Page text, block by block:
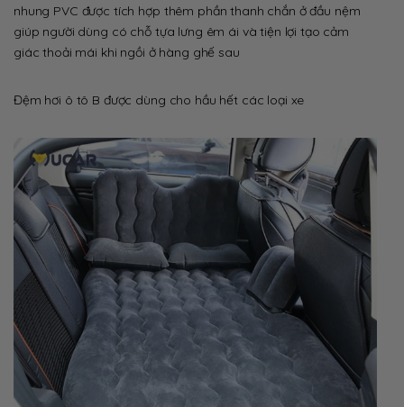
nhung PVC được tích hợp thêm phần thanh chắn ở đầu nệm
giúp người dùng có chỗ tựa lưng êm ái và tiện lợi tạo cảm
giác thoải mái khi ngồi ở hàng ghế sau
Đệm hơi ô tô B được dùng cho hầu hết các loại xe